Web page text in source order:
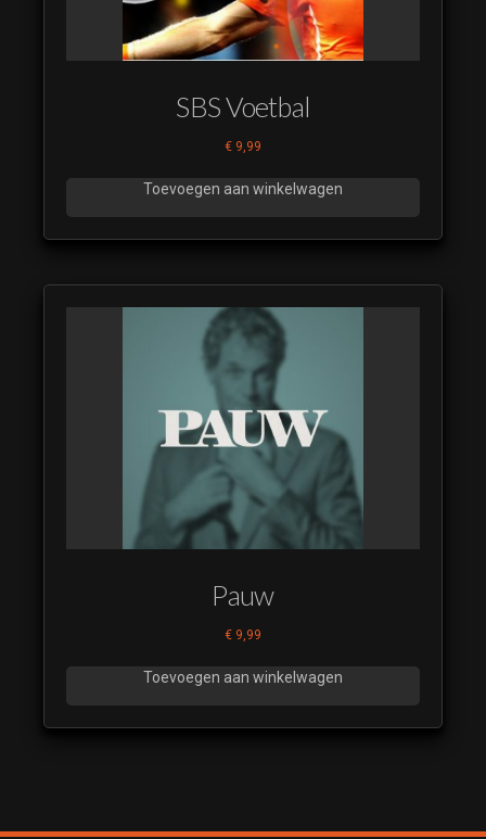
SBS Voetbal
€ 9,99
Toevoegen aan winkelwagen
Pauw
€ 9,99
Toevoegen aan winkelwagen